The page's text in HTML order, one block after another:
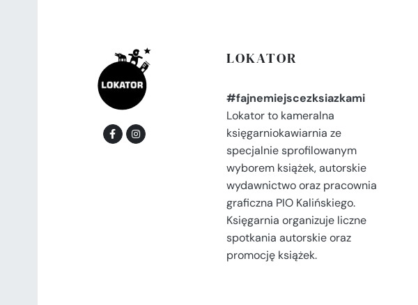
LOKATOR
#fajnemiejscezksiazkami
Lokator to kameralna
księgarniokawiarnia ze
specjalnie sprofilowanym
wyborem książek, autorskie
wydawnictwo oraz pracownia
graficzna PIO Kalińskiego.
Księgarnia organizuje liczne
spotkania autorskie oraz
promocję książek.